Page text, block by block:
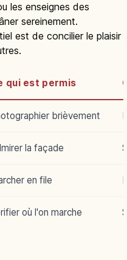
les enseignes des
sereinement.
est de concilier le plaisir
qui est permis
brièvement
la façade
en file
où l'on marche